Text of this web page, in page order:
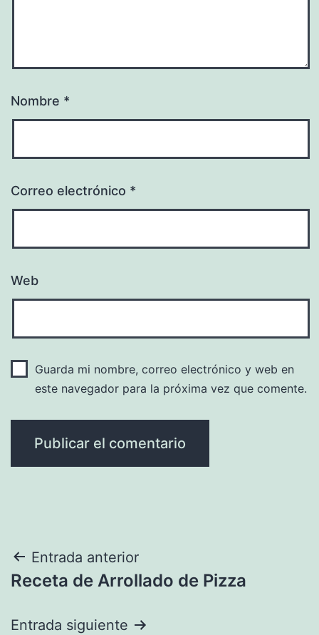
Nombre *
Correo electrónico *
Web
Guarda mi nombre, correo electrónico y web en
este navegador para la próxima vez que comente.
Navegación
de
entradas
Entrada anterior
Receta de Arrollado de Pizza
Entrada siguiente